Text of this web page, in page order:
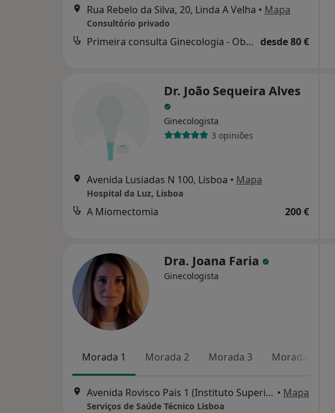
Rua Rebelo da Silva, 20, Linda A Velha • Mapa
Consultório privado
Primeira consulta Ginecologia - Obstetricia desde 80 €
Dr. João Sequeira Alves
Ginecologista
3 opiniões
Avenida Lusiadas N 100, Lisboa • Mapa
Hospital da Luz, Lisboa
A Miomectomia 200 €
Dra. Joana Faria
Ginecologista
Morada 1 Morada 2 Morada 3 Morada 4
Avenida Rovisco Pais 1 (Instituto Superior Técnico), Lisboa • Mapa
Serviços de Saúde Técnico Lisboa